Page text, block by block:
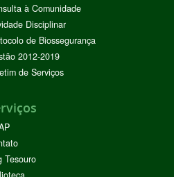
à Comunidade
Disciplinar
de Biossegurança
2012-2019
de Serviços
Tesouro